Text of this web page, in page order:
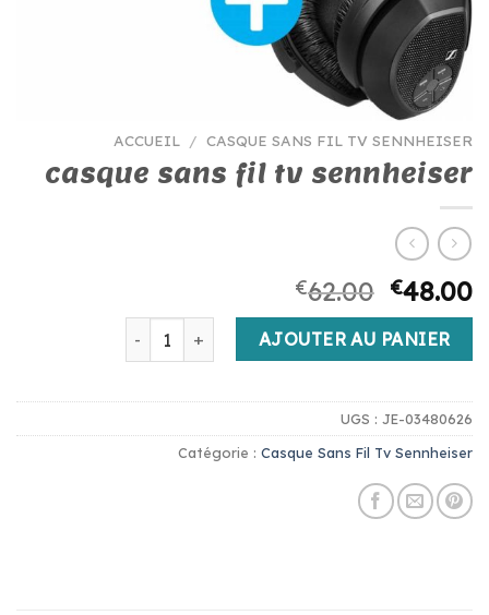
ACCUEIL / CASQUE SANS FIL TV SENNHEISER
casque sans fil tv sennheiser
€62.00 €48.00
quantité de casque sans fil tv sennheiser
AJOUTER AU PANIER
UGS : JE-03480626
Catégorie : Casque Sans Fil Tv Sennheiser